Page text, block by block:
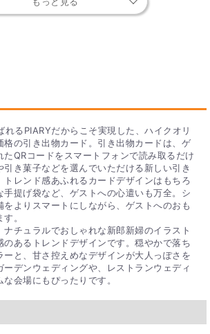
ることをおすすめしています。
物カードを受け取った後、引き出物
ありますか？
届け日より6ヶ月間となっております。
れるPIARYだからこそ実現した、ハイクオリ
格の引き出物カード。引き出物カードは、ゲ
たQRコードをスマートフォンで読み取るだけ
き菓子などを選んでいただける新しい引き
トレンド感あふれるカードデザインはもちろ
手提げ袋など、ゲストへの心遣いも万全。シ
をよりスマートにしながら、ゲストへのおも
。
ナチュラルでおしゃれな新郎新婦のイラスト
のあるトレンドデザインです。穏やかで落ち
ーと、甘さ控えめなデザインが大人っぽさを
デンウェディングや、レストランウェディ
会場にもぴったりです。